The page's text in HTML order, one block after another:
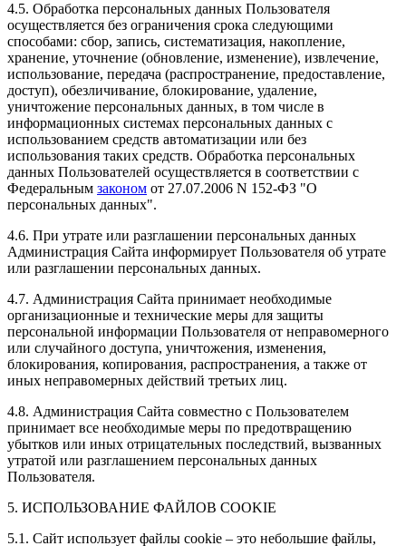
4.5. Обработка персональных данных Пользователя
осуществляется без ограничения срока следующими
способами: сбор, запись, систематизация, накопление,
хранение, уточнение (обновление, изменение), извлечение,
использование, передача (распространение, предоставление,
доступ), обезличивание, блокирование, удаление,
уничтожение персональных данных, в том числе в
информационных системах персональных данных с
использованием средств автоматизации или без
использования таких средств. Обработка персональных
данных Пользователей осуществляется в соответствии с
Федеральным законом от 27.07.2006 N 152-ФЗ "О
персональных данных".
4.6. При утрате или разглашении персональных данных
Администрация Сайта информирует Пользователя об утрате
или разглашении персональных данных.
4.7. Администрация Сайта принимает необходимые
организационные и технические меры для защиты
персональной информации Пользователя от неправомерного
или случайного доступа, уничтожения, изменения,
блокирования, копирования, распространения, а также от
иных неправомерных действий третьих лиц.
4.8. Администрация Сайта совместно с Пользователем
принимает все необходимые меры по предотвращению
убытков или иных отрицательных последствий, вызванных
утратой или разглашением персональных данных
Пользователя.
5. ИСПОЛЬЗОВАНИЕ ФАЙЛОВ COOKIE
5.1. Сайт использует файлы cookie – это небольшие файлы,